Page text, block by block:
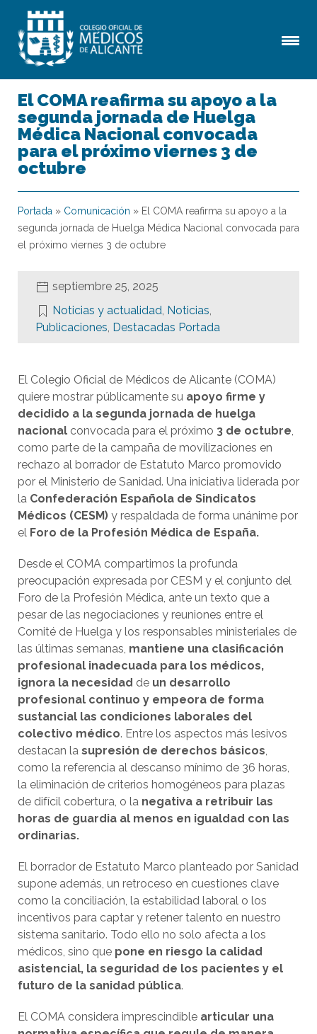
El COMA reafirma su apoyo a la
segunda jornada de Huelga
Médica Nacional convocada
para el próximo viernes 3 de
octubre
Portada » Comunicación » El COMA reafirma su apoyo a la
segunda jornada de Huelga Médica Nacional convocada para
el próximo viernes 3 de octubre
septiembre 25, 2025
Noticias y actualidad, Noticias,
Publicaciones, Destacadas Portada
El Colegio Oficial de Médicos de Alicante (COMA)
quiere mostrar públicamente su apoyo firme y
decidido a la segunda jornada de huelga
nacional convocada para el próximo 3 de octubre,
como parte de la campaña de movilizaciones en
rechazo al borrador de Estatuto Marco promovido
por el Ministerio de Sanidad. Una iniciativa liderada por
la Confederación Española de Sindicatos
Médicos (CESM) y respaldada de forma unánime por
el Foro de la Profesión Médica de España.
Desde el COMA compartimos la profunda
preocupación expresada por CESM y el conjunto del
Foro de la Profesión Médica, ante un texto que a
pesar de las negociaciones y reuniones entre el
Comité de Huelga y los responsables ministeriales de
las últimas semanas, mantiene una clasificación
profesional inadecuada para los médicos,
ignora la necesidad de un desarrollo
profesional continuo y empeora de forma
sustancial las condiciones laborales del
colectivo médico. Entre los aspectos más lesivos
destacan la supresión de derechos básicos,
como la referencia al descanso mínimo de 36 horas,
la eliminación de criterios homogéneos para plazas
de difícil cobertura, o la negativa a retribuir las
horas de guardia al menos en igualdad con las
ordinarias.
El borrador de Estatuto Marco planteado por Sanidad
supone además, un retroceso en cuestiones clave
como la conciliación, la estabilidad laboral o los
incentivos para captar y retener talento en nuestro
sistema sanitario. Todo ello no solo afecta a los
médicos, sino que pone en riesgo la calidad
asistencial, la seguridad de los pacientes y el
futuro de la sanidad pública.
El COMA considera imprescindible articular una